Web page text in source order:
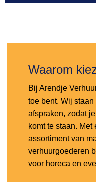
Waarom
Bij Arendje
toe bent. Wij
afspraken, zodat
komt te staan.
assortiment van
verhuurgoederen
voor horeca en